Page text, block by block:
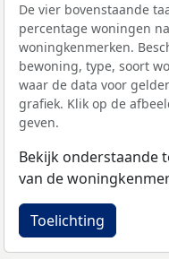
De vier bovenstaande
percentage woningen
woningkenmerken.
bewoning, type, soort
waar de data voor
grafiek. Klik op de
geven.
Bekijk onderstaande
van de
Toelichting